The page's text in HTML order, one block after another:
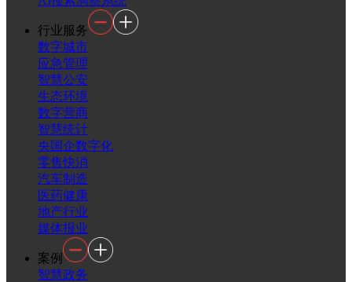
行业服务
数字城市
应急管理
智慧公安
生态环境
数字营商
智慧统计
央国企数字化
零售快消
汽车制造
医药健康
地产行业
媒体报业
案例
智慧政务